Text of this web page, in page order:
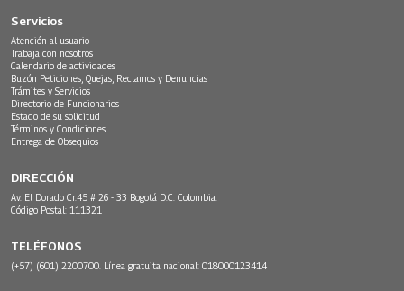
Servicios
Atención al usuario
Trabaja con nosotros
Calendario de actividades
Buzón Peticiones, Quejas, Reclamos y Denuncias
Trámites y Servicios
Directorio de Funcionarios
Estado de su solicitud
Términos y Condiciones
Entrega de Obsequios
DIRECCIÓN
Av. El Dorado Cr.45 # 26 - 33 Bogotá D.C. Colombia.
Código Postal: 111321
TELÉFONOS
(+57) (601) 2200700. Línea gratuita nacional: 018000123414